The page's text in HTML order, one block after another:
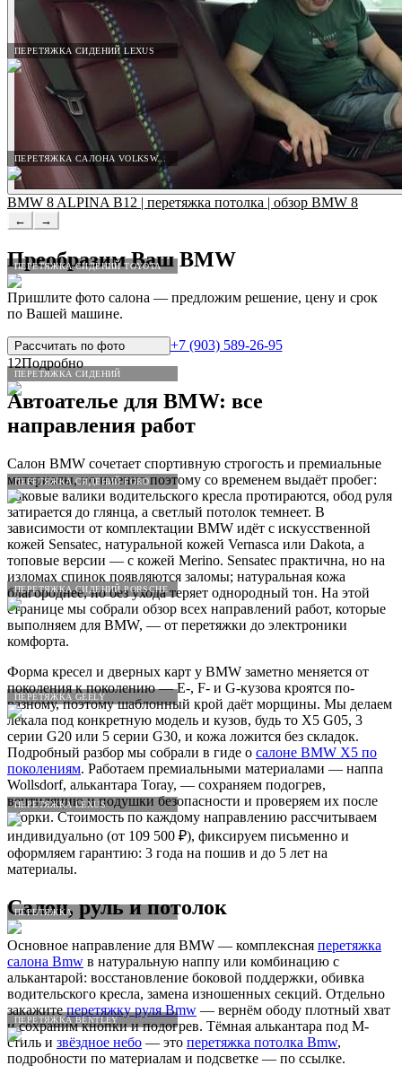
ПЕРЕТЯЖКА СИДЕНИЙ LEXUS
ПЕРЕТЯЖКА САЛОНА VOLKSWAGEN
ПЕРЕТЯЖКА СИДЕНИЙ TOYOTA
ПЕРЕТЯЖКА СИДЕНИЙ
ПЕРЕТЯЖКА СИДЕНИЙ FORD
ПЕРЕТЯЖКА СИДЕНИЙ PORSCHE
ПЕРЕТЯЖКА GEELY
ПЕРЕТЯЖКА LEXUS
ПЕРЕТЯЖКА
ПЕРЕТЯЖКА BENTLEY
BMW 8 ALPINA B12 | перетяжка потолка | обзор BMW 8
← →
Преобразим ВашBMW
Пришлите фото салона — предложим решение, цену и срок
по Вашей машине.
Рассчитать по фото
+7 (903) 589-26-95
12Подробно
Автоателье для BMW: все
направления работ
Салон BMW сочетает спортивную строгость и премиальные
материалы, но именно поэтому со временем выдаёт пробег:
боковые валики водительского кресла протираются, обод руля
затирается до глянца, а светлый потолок темнеет. В
зависимости от комплектации BMW идёт с искусственной
кожей Sensatec, натуральной кожей Vernasca или Dakota, а
топовые версии — с кожей Merino. Sensatec практична, но на
изломах спинок появляются заломы; натуральная кожа
благороднее, но без ухода теряет однородный тон. На этой
странице мы собрали обзор всех направлений работ, которые
выполняем для BMW, — от перетяжки до электроники
комфорта.
Форма кресел и дверных карт у BMW заметно меняется от
поколения к поколению — E-, F- и G-кузова кроятся по-
разному, поэтому шаблонный крой даёт морщины. Мы делаем
лекала под конкретную модель и кузов, будь то X5 G05, 3
серии G20 или 5 серии G30, и кожа ложится без складок.
Подробный разбор мы собрали в гиде о салоне BMW X5 по
поколениям. Работаем премиальными материалами — наппа
Wollsdorf, алькантара Toray, — сохраняем подогрев,
вентиляцию и подушки безопасности и проверяем их после
сборки. Стоимость по каждому направлению рассчитываем
индивидуально (от 109 500 ₽), фиксируем письменно и
оформляем гарантию: 3 года на пошив и до 5 лет на
материалы.
Салон, руль и потолок
Основное направление для BMW — комплексная перетяжка
салона Bmw в натуральную наппу или комбинацию с
алькантарой: восстановление боковой поддержки, обивка
водительского кресла, замена изношенных секций. Отдельно
закажитеперетяжку руля Bmw — вернём ободу плотный хват
и сохраним кнопки и подогрев. Тёмная алькантара под M-
стиль и звёздное небо — это перетяжка потолка Bmw,
подробности по материалам и подсветке — по ссылке.